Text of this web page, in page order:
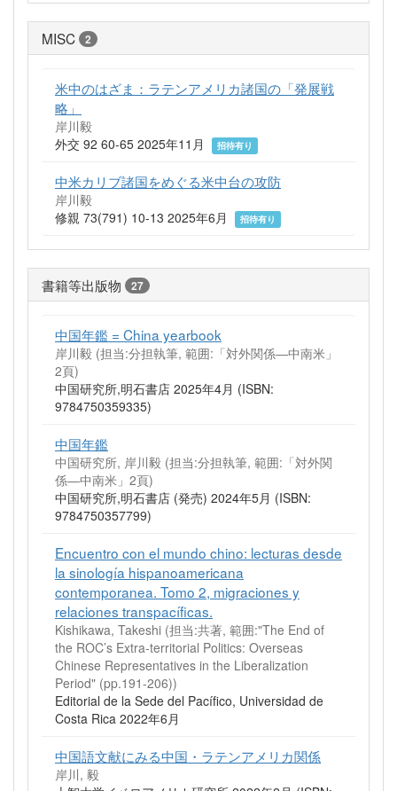
MISC 2
米中のはざま：ラテンアメリカ諸国の「発展戦
略」
岸川毅
外交 92 60-65 2025年11月
招待有り
中米カリブ諸国をめぐる米中台の攻防
岸川毅
修親 73(791) 10-13 2025年6月
招待有り
書籍等出版物 27
中国年鑑 = China yearbook
岸川毅 (担当:分担執筆, 範囲:「対外関係―中南米」
2頁)
中国研究所,明石書店 2025年4月 (ISBN:
9784750359335)
中国年鑑
中国研究所, 岸川毅 (担当:分担執筆, 範囲:「対外関
係―中南米」2頁)
中国研究所,明石書店 (発売) 2024年5月 (ISBN:
9784750357799)
Encuentro con el mundo chino: lecturas desde
la sinología hispanoamericana
contemporanea. Tomo 2, migraciones y
relaciones transpacíficas.
Kishikawa, Takeshi (担当:共著, 範囲:"The End of
the ROC’s Extra-territorial Politics: Overseas
Chinese Representatives in the Liberalization
Period" (pp.191-206))
Editorial de la Sede del Pacífico, Universidad de
Costa Rica 2022年6月
中国語文献にみる中国・ラテンアメリカ関係
岸川, 毅